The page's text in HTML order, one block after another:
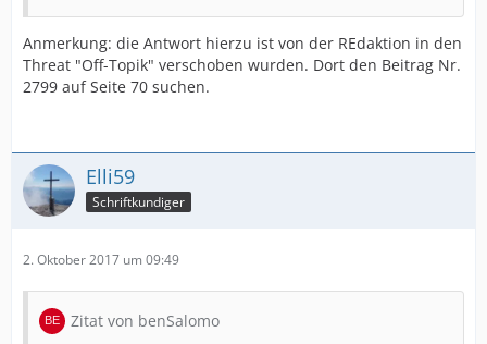
Anmerkung: die Antwort hierzu ist von der REdaktion in den
Threat "Off-Topik" verschoben wurden. Dort den Beitrag Nr.
2799 auf Seite 70 suchen.
Elli59
Schriftkundiger
2. Oktober 2017 um 09:49
Zitat von benSalomo